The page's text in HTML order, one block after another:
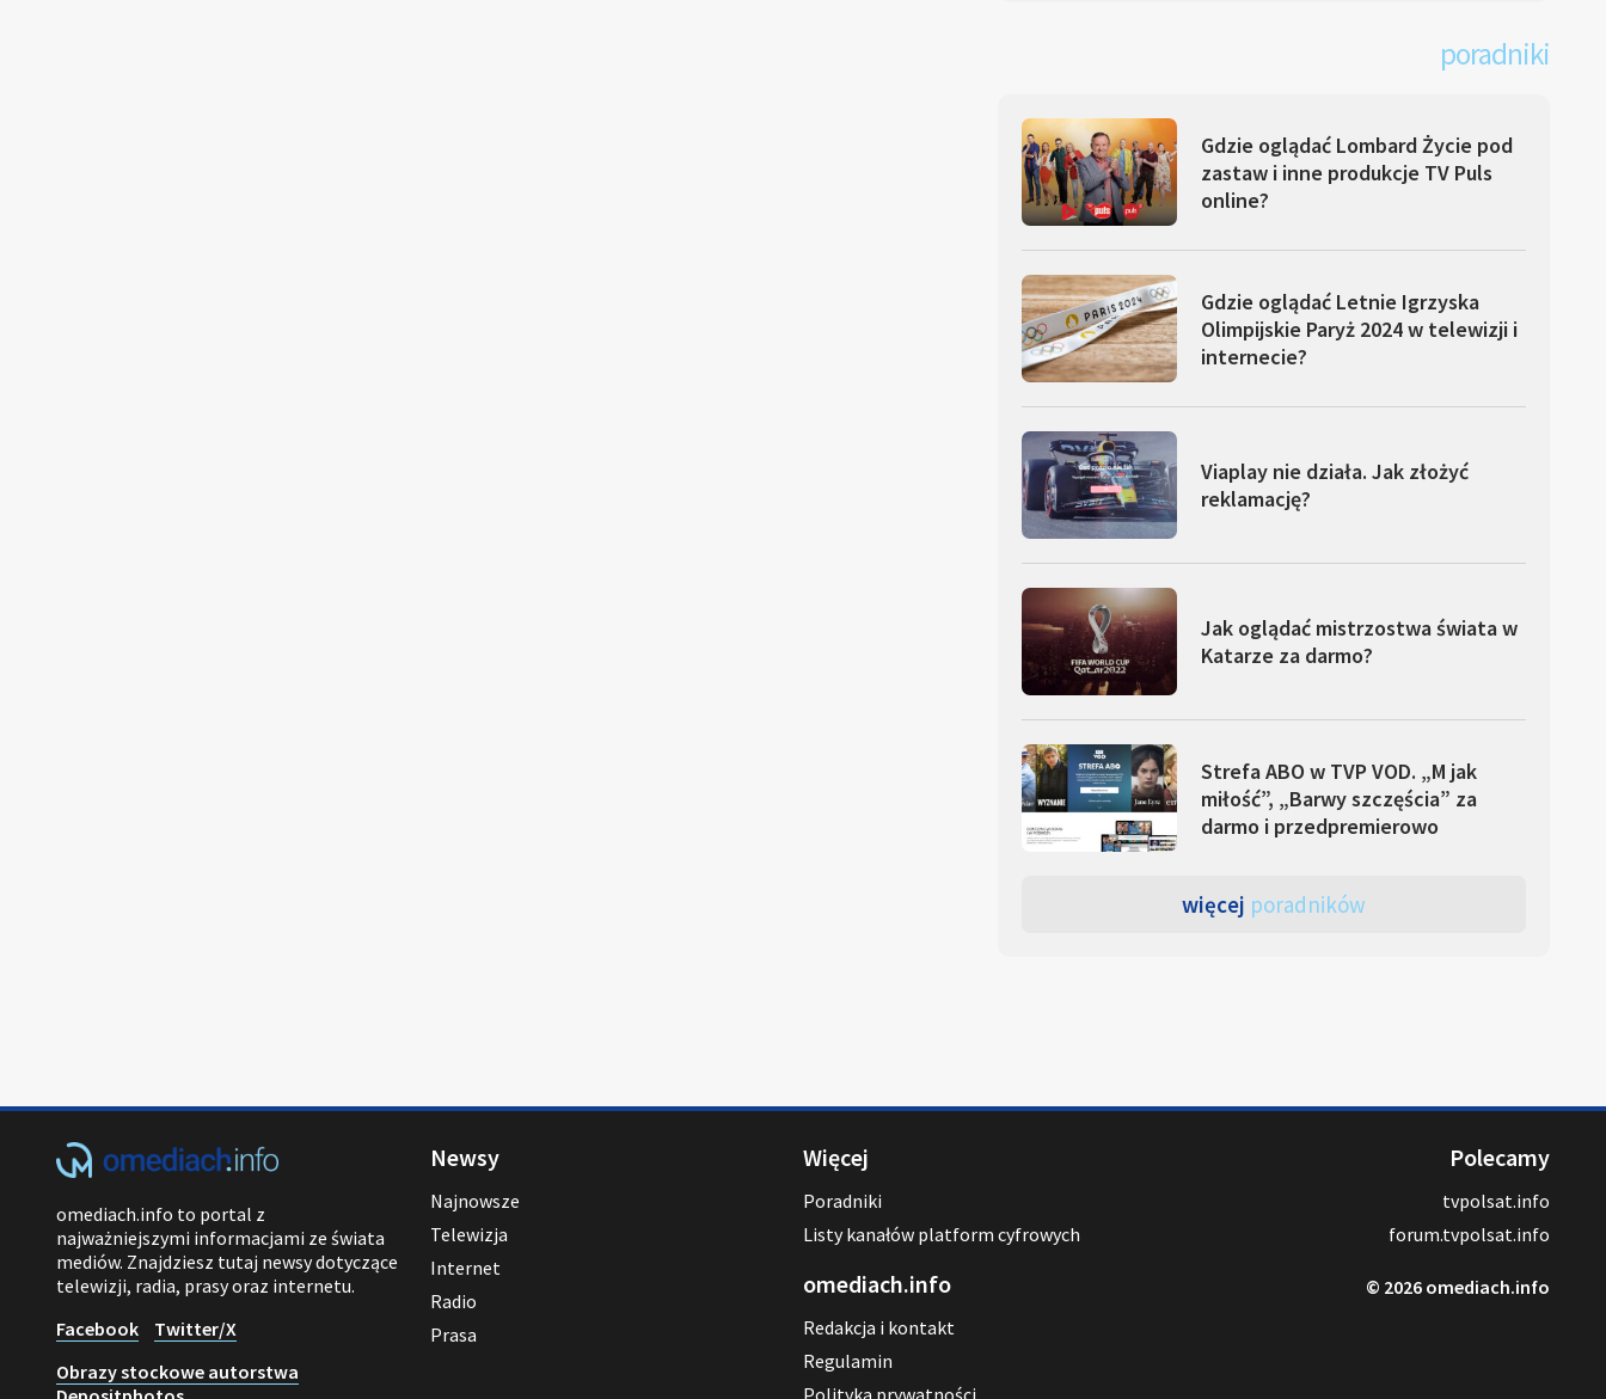
poradniki
Gdzie oglądać Lombard Życie pod
zastaw i inne produkcje TV Puls
online?
Gdzie oglądać Letnie Igrzyska
Olimpijskie Paryż 2024 w telewizji i
internecie?
Viaplay nie działa. Jak złożyć
reklamację?
Jak oglądać mistrzostwa świata w
Katarze za darmo?
Strefa ABO w TVP VOD. „M jak
miłość”, „Barwy szczęścia” za
darmo i przedpremierowo
więcej poradników
omediach.info to portal z
najważniejszymi informacjami ze świata
mediów. Znajdziesz tutaj newsy dotyczące
telewizji, radia, prasy oraz internetu.
Facebook
Twitter/X
Obrazy stockowe autorstwa
Newsy
Najnowsze
Telewizja
Internet
Radio
Prasa
Więcej
Poradniki
Listy kanałów platform cyfrowych
omediach.info
Redakcja i kontakt
Regulamin
Polityka prywatności
Polecamy
tvpolsat.info
forum.tvpolsat.info
© 2026 omediach.info